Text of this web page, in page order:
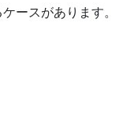
ースがあります。